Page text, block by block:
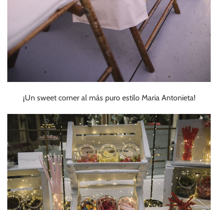
¡Un sweet corner al más puro estilo Maria Antonieta!